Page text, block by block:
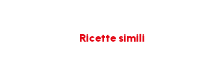
Ricette simili